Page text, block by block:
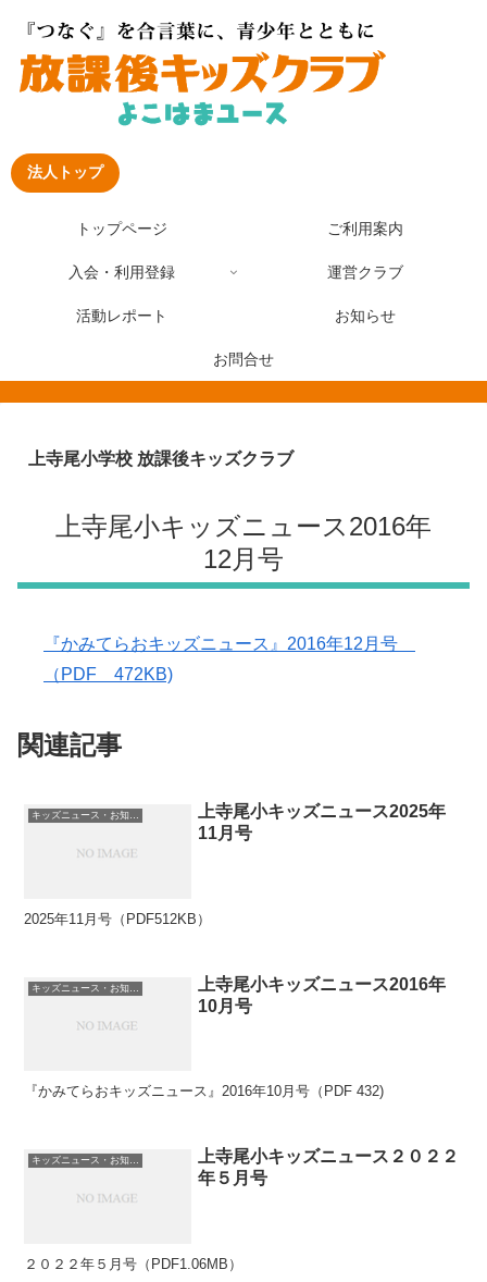
法人トップ
トップページ ご利用案内
入会・利用登録 運営クラブ
活動レポート お知らせ
お問合せ
上寺尾小学校 放課後キッズクラブ
上寺尾小キッズニュース2016年
12月号
『かみてらおキッズニュース』2016年12月号
（PDF 472KB)
関連記事
キッズニュース・お知らせ
上寺尾小キッズニュース2025年
11月号
2025年11月号（PDF512KB）
上寺尾小キッズニュース2016年
10月号
『かみてらおキッズニュース』2016年10月号（PDF 432)
上寺尾小キッズニュース２０２２
年５月号
２０２２年５月号（PDF1.06MB）